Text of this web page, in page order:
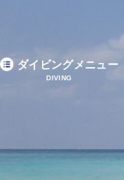
ダイビングメニュー
DIVING